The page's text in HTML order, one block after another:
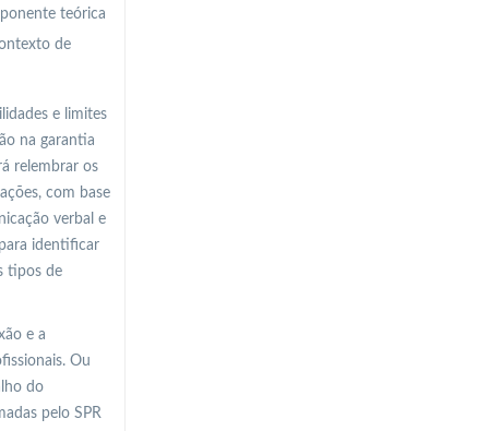
teórica
de
e limites
na garantia
relembrar os
com base
verbal e
identificar
tipos de
e a
Ou
do
pelo SPR